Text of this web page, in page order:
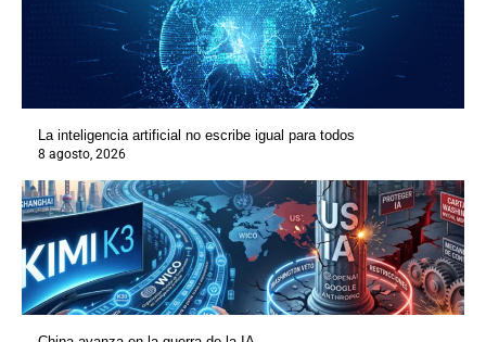
La inteligencia artificial no escribe igual para todos
8 agosto, 2026